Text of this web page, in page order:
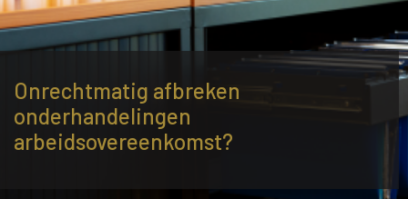
Onrechtmatig afbreken
onderhandelingen
arbeidsovereenkomst?